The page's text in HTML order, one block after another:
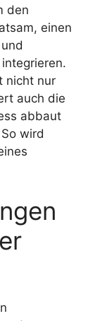
den
einen
nicht nur
auch die
abbaut
wird